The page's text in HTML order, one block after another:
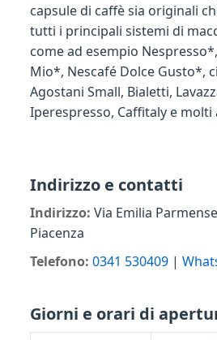
capsule di caffè sia originali
tutti i principali sistemi di
come ad esempio
Mio*, Nescafé Dolce Gusto*,
Agostani Small, Bialetti,
Iperespresso, Caffitaly e molti
Indirizzo e contatti
Indirizzo: Via Emilia
Piacenza
Telefono: 0341 530409|
Giorni e orari di